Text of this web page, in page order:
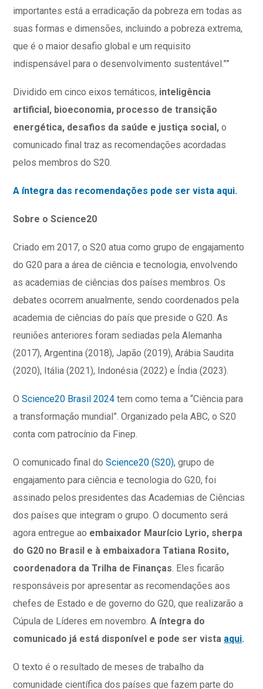
importantes está a erradicação da pobreza em todas as
suas formas e dimensões, incluindo a pobreza extrema,
que é o maior desafio global e um requisito
indispensável para o desenvolvimento sustentável.””
Dividido em cinco eixos temáticos, inteligência
artificial, bioeconomia, processo de transição
energética, desafios da saúde e justiça social,o
comunicado final traz as recomendações acordadas
pelos membros do S20.
A íntegra das recomendações pode ser vista aqui.
Sobre o Science20
Criado em 2017, o S20 atua como grupo de engajamento
do G20 para a área de ciência e tecnologia, envolvendo
as academias de ciências dos países membros. Os
debates ocorrem anualmente, sendo coordenados pela
academia de ciências do país que preside o G20. As
reuniões anteriores foram sediadas pela Alemanha
(2017), Argentina (2018), Japão (2019), Arábia Saudita
(2020), Itália (2021), Indonésia (2022) e Índia (2023).
OScience20 Brasil 2024 tem como tema a “Ciência para
a transformação mundial”. Organizado pela ABC, o S20
conta com patrocínio da Finep.
O comunicado final doScience20 (S20), grupo de
engajamento para ciência e tecnologia do G20, foi
assinado pelos presidentes das Academias de Ciências
dos países que integram o grupo. O documento será
agora entregue ao embaixador Maurício Lyrio, sherpa
do G20 no Brasil e à embaixadora Tatiana Rosito,
coordenadora da Trilha de Finanças. Eles ficarão
responsáveis por apresentar as recomendações aos
chefes de Estado e de governo do G20, que realizarão a
Cúpula de Líderes em novembro.A íntegra do
comunicado já está disponível e pode ser vista aqui.
O texto é o resultado de meses de trabalho da
comunidade científica dos países que fazem parte do